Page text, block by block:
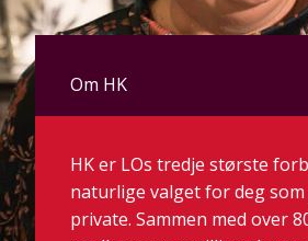
Om HK
HK er LOs tredje største
naturlige valget for deg
private. Sammen med over